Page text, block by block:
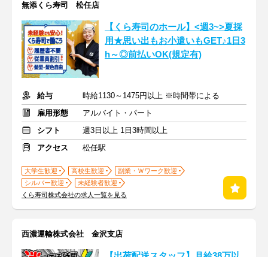
無添くら寿司 松任店
【くら寿司のホール】<週3~>夏採
用★思い出もお小遣いもGET♪1日3
h～◎前払いOK(規定有)
給与
時給1130～1475円以上 ※時間帯による
雇用形態
アルバイト・パート
シフト
週3日以上 1日3時間以上
アクセス
松任駅
大学生歓迎 高校生歓迎
副業・Ｗワーク歓迎
シルバー歓迎
未経験者歓迎
くら寿司株式会社の求人一覧を見る
西濃運輸株式会社 金沢支店